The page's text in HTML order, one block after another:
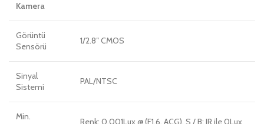
Kamera
Görüntü
Sensörü
1/2.8″ CMOS
Sinyal
Sistemi
PAL/NTSC
Min.
Renk: 0.001Lux @ (F1.6, ACG), S / B: IR ile 0Lux